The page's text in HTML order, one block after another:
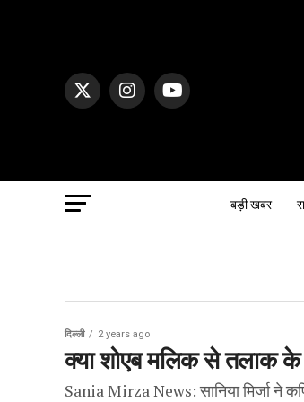
बड़ी खबर
दिल्ली 2 years ago
क्या शोएब मलिक से तलाक के
Sania Mirza News: सानिया मिर्जा ने